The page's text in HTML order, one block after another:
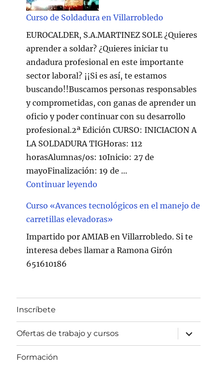
Curso de Soldadura en Villarrobledo
EUROCALDER, S.A.MARTINEZ SOLE ¿Quieres
aprender a soldar? ¿Quieres iniciar tu
andadura profesional en este importante
sector laboral? ¡¡Si es así, te estamos
buscando!!Buscamos personas responsables
y comprometidas, con ganas de aprender un
oficio y poder continuar con su desarrollo
profesional.2ª Edición CURSO: INICIACION A
LA SOLDADURA TIGHoras: 112
horasAlumnas/os: 10Inicio: 27 de
mayoFinalización: 19 de …
Continuar leyendo
Curso «Avances tecnológicos en el manejo de
carretillas elevadoras»
Impartido por AMIAB en Villarrobledo. Si te
interesa debes llamar a Ramona Girón
651610186
Inscríbete
Ofertas de trabajo y cursos
expande
el
menú
Formación